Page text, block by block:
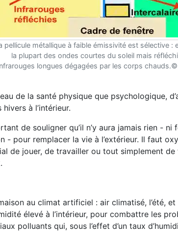
pellicule métallique à faible émissivité est sélective :
la plupart des ondes courtes du soleil mais
longues dégagées par les corps
de la santé physique que psychologique,
à l’intérieur.
de souligner qu’il n’y aura jamais rien - ni
pour remplacer la vie à l’extérieur. Il faut
de jouer, de travailler ou tout simplement de
au climat artificiel : air climatisé, l’été, et
élevé à l’intérieur, pour combattre les
polluants qui, sous l’effet d’un taux